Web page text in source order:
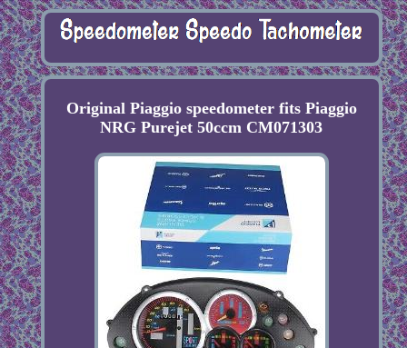
Original Piaggio speedometer fits Piaggio
NRG Purejet 50ccm CM071303